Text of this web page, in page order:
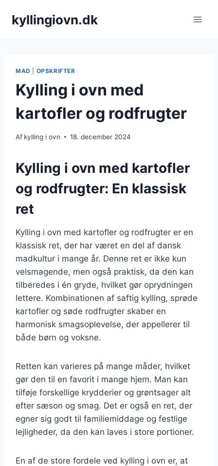
kyllingiovn.dk
MAD OPSKRIFTER
Kylling i ovn med
kartofler og rodfrugter
Af kylling i ovn 18. december 2024
Kylling i ovn med kartofler
og rodfrugter: En klassisk
ret
Kylling i ovn med kartofler og rodfrugter er en
klassisk ret, der har været en del af dansk
madkultur i mange år. Denne ret er ikke kun
velsmagende, men også praktisk, da den kan
tilberedes i én gryde, hvilket gør oprydningen
lettere. Kombinationen af saftig kylling, sprøde
kartofler og søde rodfrugter skaber en
harmonisk smagsoplevelse, der appellerer til
både børn og voksne.
Retten kan varieres på mange måder, hvilket
gør den til en favorit i mange hjem. Man kan
tilføje forskellige krydderier og grøntsager alt
efter sæson og smag. Det er også en ret, der
egner sig godt til familiemiddage og festlige
lejligheder, da den kan laves i store portioner.
En af de store fordele ved kylling i ovn er, at